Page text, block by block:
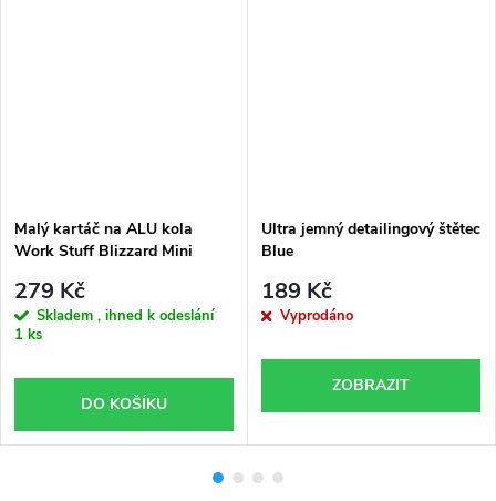
Malý kartáč na ALU kola
Work Stuff Blizzard Mini
279 Kč
Skladem , ihned k odeslání
1 ks
DO KOŠÍKU
Ultra jemný detailingový štětec
Blue
189 Kč
Vyprodáno
ZOBRAZIT